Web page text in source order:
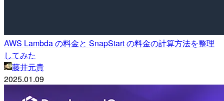
AWS Lambda の料金と SnapStart の料金の計算方法を整理
してみた
藤井元貴
2025.01.09